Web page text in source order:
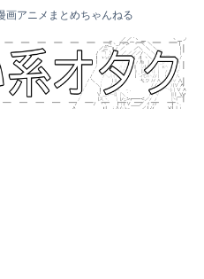
画アニメまとめちゃんねる